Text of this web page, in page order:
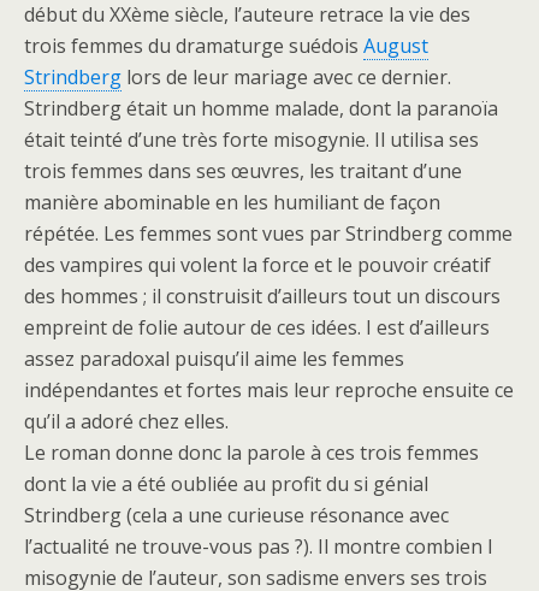
début du XXème siècle, l’auteure retrace la vie des
trois femmes du dramaturge suédois August
Strindberg lors de leur mariage avec ce dernier.
Strindberg était un homme malade, dont la paranoïa
était teinté d’une très forte misogynie. Il utilisa ses
trois femmes dans ses œuvres, les traitant d’une
manière abominable en les humiliant de façon
répétée. Les femmes sont vues par Strindberg comme
des vampires qui volent la force et le pouvoir créatif
des hommes ; il construisit d’ailleurs tout un discours
empreint de folie autour de ces idées. I est d’ailleurs
assez paradoxal puisqu’il aime les femmes
indépendantes et fortes mais leur reproche ensuite ce
qu’il a adoré chez elles.
Le roman donne donc la parole à ces trois femmes
dont la vie a été oubliée au profit du si génial
Strindberg (cela a une curieuse résonance avec
l’actualité ne trouve-vous pas ?). Il montre combien l
misogynie de l’auteur, son sadisme envers ses trois